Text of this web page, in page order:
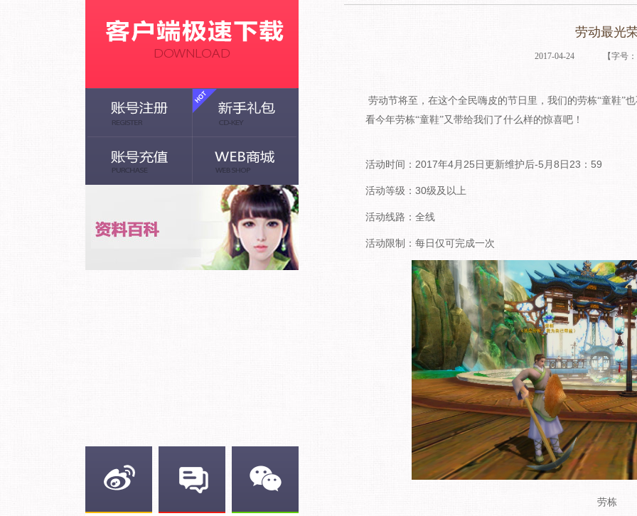
劳动最光
2017-04-24 【字号
劳动节将至，在这个全民嗨皮的节日里，我们的劳栋“童鞋”
看今年劳栋“童鞋”又带给我们了什么样的惊喜吧！
活动时间： 2017年4月 25 日更新维护后-5 月 8 日 23 ： 59
活动等级： 30级及以上
活动线路：全线
活动限制：每日仅可完成一次
劳栋